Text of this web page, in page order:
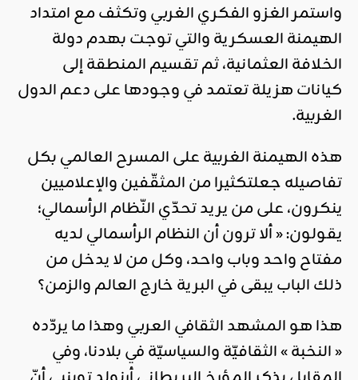
واستمر الغزو الفكري الغربي وتكثف مع امتداد
الهيمنة العسكرية والتي توجت بهدم دولة
الخلافة العثمانية، ثم تقسيم المنطقة إلى
كيانات هزيلة تعتمد في وجودها على دعم الدول
الغربية.
هذه الهيمنة الغربية على المسرح العالمي بكل
تفاصيله جعلتكثيرا من المثقّفين والإعلاميين
ينكرون، على من يريد تحدّي النّظام الرأسمالي؛
يقولون: « ألا ترون أن النظام الرأسمالي لديه
مفتاح واحد وباب واحد، وكل من لا يدخل من
ذلك الباب يبقى في البرية خارج العالم والزمن؟
هذا هو المشهد الثقافي العربي وهذا ما يردّده
« النخبة » الثقافيّة والسياسيّة في بلادنا، وفي